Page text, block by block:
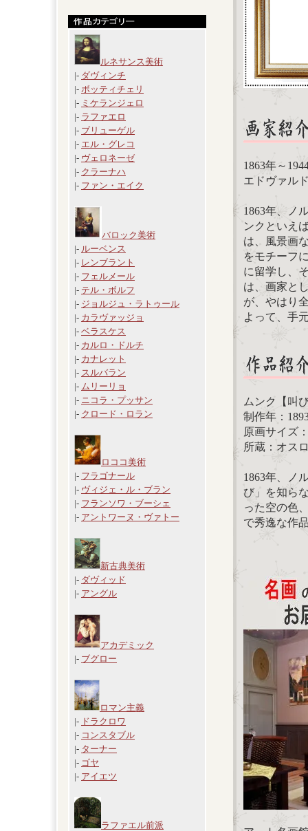
ルネサンス美術
|- ダヴィンチ
|- ボッティチェリ
|- ミケランジェロ
|- ラファエロ
|- ブリューゲル
|- エル・グレコ
|- ヴェロネーゼ
|- クラーナハ
|- ファン・エイク
バロック美術
|- ルーベンス
|- レンブラント
|- フェルメール
|- テル・ボルフ
|- ジョルジュ・ラトゥール
|- カラヴァッジョ
|- ベラスケス
|- カルロ・ドルチ
|- カナレット
|- スルバラン
|- ムリーリョ
|- ニコラ・プッサン
|- クロード・ロラン
ロココ美術
|- フラゴナール
|- ヴィジェ・ル・ブラン
|- フランソワ・ブーシェ
|- アントワーヌ・ヴァトー
新古典美術
|- ダヴィッド
|- アングル
アカデミック
|- ブグロー
ロマン主義
|- ドラクロワ
|- コンスタブル
|- ターナー
|- ゴヤ
|- アイエツ
ラファエル前派
1863年～
エドヴァル
1863年、ノ
ンクといえ
は、風景画
をモチーフ
に留学し、
は、画家と
が、やはり
よって、手
ムンク【叫
制作年：
原画サイズ
所蔵：オス
1863年、ノ
び」を知ら
った空の色
で秀逸な作